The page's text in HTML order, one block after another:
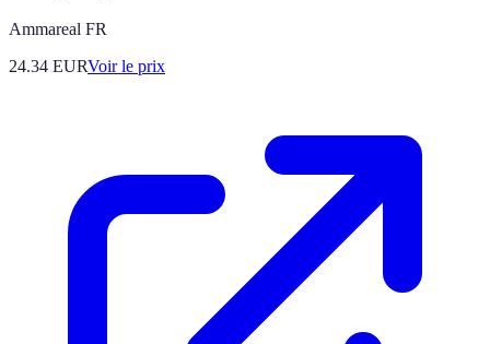
Ammareal FR
24.34 EURVoir le prix